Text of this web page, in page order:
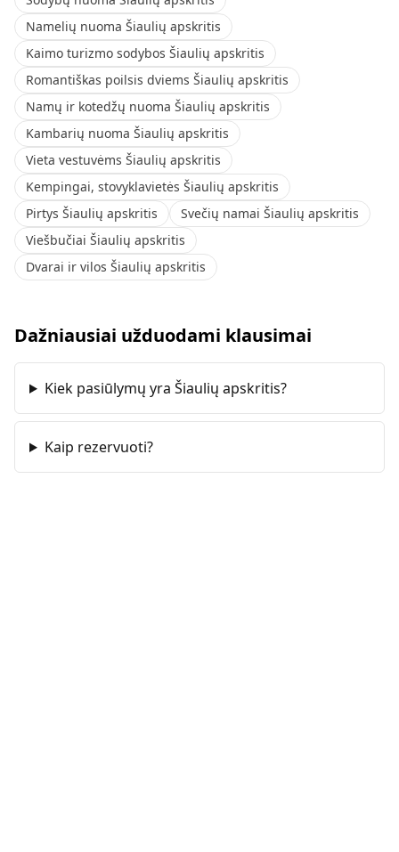
Namelių nuoma Šiaulių apskritis
Kaimo turizmo sodybos Šiaulių apskritis
Romantiškas poilsis dviems Šiaulių apskritis
Namų ir kotedžų nuoma Šiaulių apskritis
Kambarių nuoma Šiaulių apskritis
Vieta vestuvėms Šiaulių apskritis
Kempingai, stovyklavietės Šiaulių apskritis
Pirtys Šiaulių apskritis
Svečių namai Šiaulių apskritis
Viešbučiai Šiaulių apskritis
Dvarai ir vilos Šiaulių apskritis
Dažniausiai užduodami klausimai
Kiek pasiūlymų yra Šiaulių apskritis?
Kaip rezervuoti?